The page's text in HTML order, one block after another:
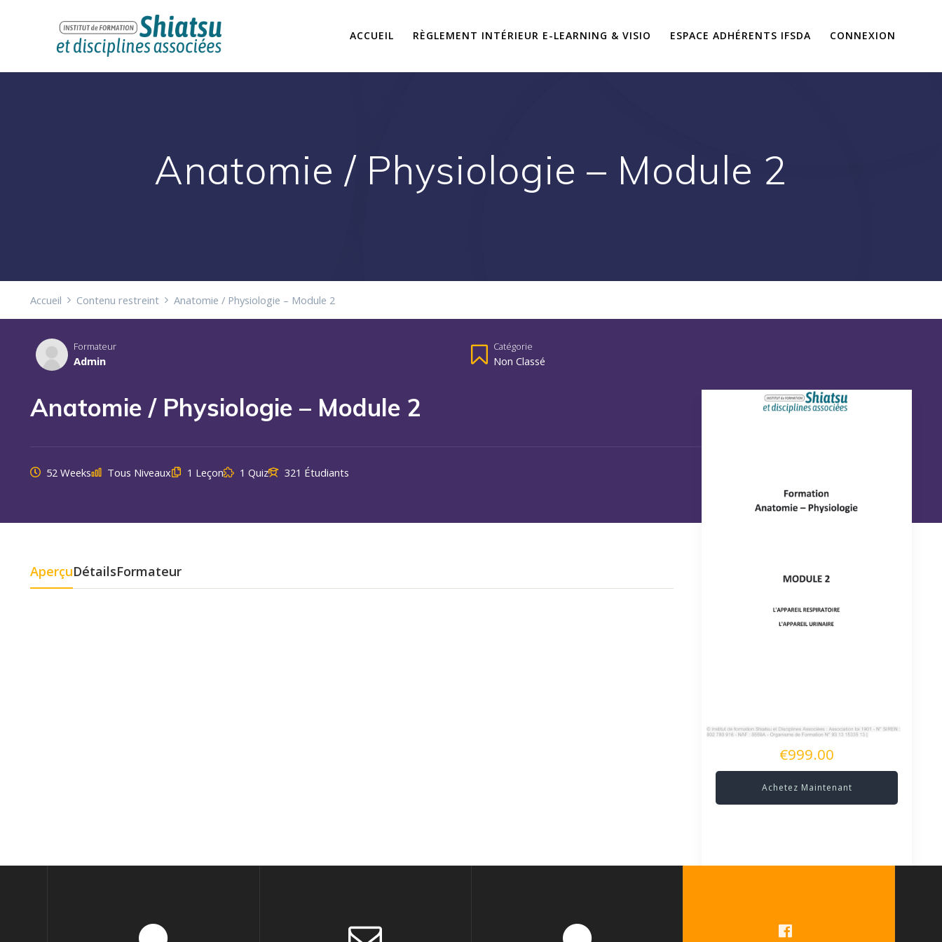
ACCUEIL RÈGLEMENT INTÉRIEUR E-LEARNING & VISIO ESPACE ADHÉRENTS IFSDA CONNEXION
Anatomie / Physiologie – Module 2
Accueil Contenu restreint Anatomie / Physiologie – Module 2
Formateur
Admin
Catégorie
Non Classé
Anatomie / Physiologie – Module 2
52 Weeks Tous Niveaux 1 Leçon 1 Quiz 321 Étudiants
AperçuDétailsFormateur
€999.00
Achetez Maintenant